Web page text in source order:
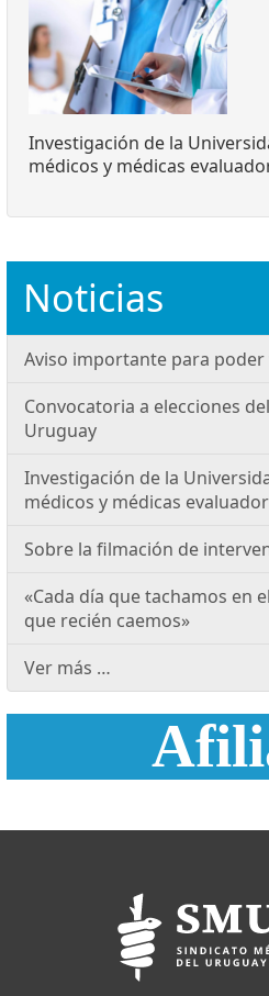
Investigación de la
médicos y médicas
Noticias
Aviso importante para
Convocatoria a elecciones
Uruguay
Investigación de la
médicos y médicas
Sobre la filmación de
«Cada día que tachamos en
que recién caemos»
Ver más …